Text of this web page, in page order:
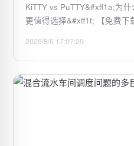
KiTTY vs PuTTY&#xff1a;为
更值得选择&#xff1f; 【免费下
https://gitcode.com/gh_mirrors/kit/KiTTY
版本的官方分支
2026/8/6 17:07:29